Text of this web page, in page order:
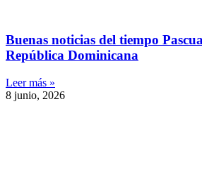
Buenas noticias del tiempo
República Dominicana
Leer más »
8 junio, 2026